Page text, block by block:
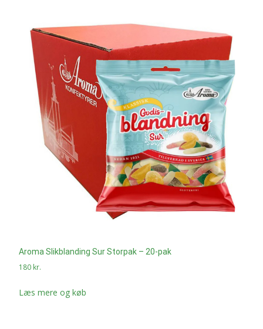
Aroma Slikblanding Sur Storpak – 20-pak
180 kr.
Læs mere og køb